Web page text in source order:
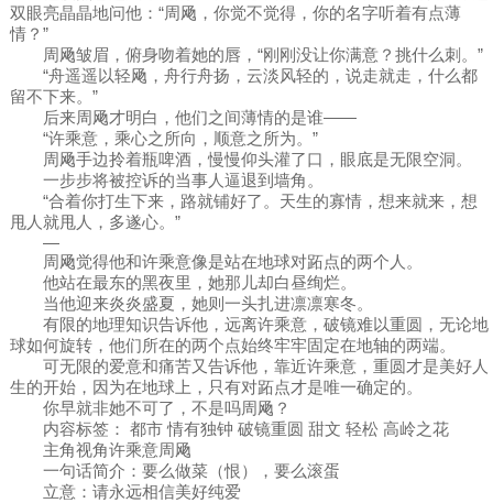
双眼亮晶晶地问他：“周飏，你觉不觉得，你的名字听着有点薄
情？”
周飏皱眉，俯身吻着她的唇，“刚刚没让你满意？挑什么刺。”
“舟遥遥以轻飏，舟行舟扬，云淡风轻的，说走就走，什么都
留不下来。”
后来周飏才明白，他们之间薄情的是谁——
“许乘意，乘心之所向，顺意之所为。”
周飏手边拎着瓶啤酒，慢慢仰头灌了口，眼底是无限空洞。
一步步将被控诉的当事人逼退到墙角。
“合着你打生下来，路就铺好了。天生的寡情，想来就来，想
甩人就甩人，多遂心。”
—
周飏觉得他和许乘意像是站在地球对跖点的两个人。
他站在最东的黑夜里，她那儿却白昼绚烂。
当他迎来炎炎盛夏，她则一头扎进凛凛寒冬。
有限的地理知识告诉他，远离许乘意，破镜难以重圆，无论地
球如何旋转，他们所在的两个点始终牢牢固定在地轴的两端。
可无限的爱意和痛苦又告诉他，靠近许乘意，重圆才是美好人
生的开始，因为在地球上，只有对跖点才是唯一确定的。
你早就非她不可了，不是吗周飏？
内容标签： 都市 情有独钟 破镜重圆 甜文 轻松 高岭之花
主角视角许乘意周飏
一句话简介：要么做菜（恨），要么滚蛋
立意：请永远相信美好纯爱